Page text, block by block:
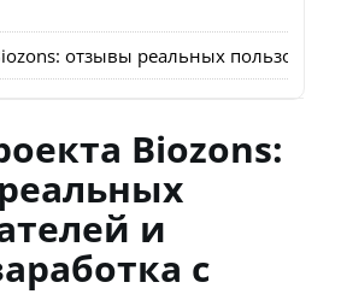
отзывы реальных
Biozons:
и
с